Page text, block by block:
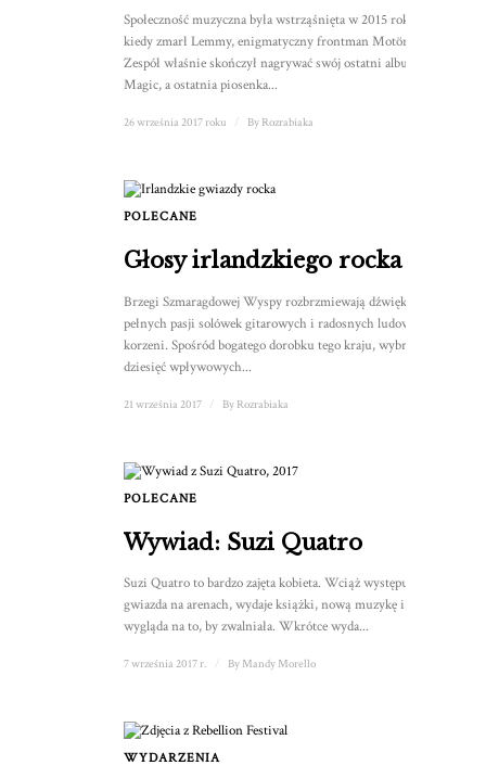
Społeczność muzyczna była wstrząśnięta w 2015 roku,
kiedy zmarł Lemmy, enigmatyczny frontman Motörhead.
Zespół właśnie skończył nagrywać swój ostatni album, Bad
Magic, a ostatnia piosenka...
26 września 2017 roku By Rozrabiaka
POLECANE
Głosy irlandzkiego rocka
Brzegi Szmaragdowej Wyspy rozbrzmiewają dźwiękami
pełnych pasji solówek gitarowych i radosnych ludowych
korzeni. Spośród bogatego dorobku tego kraju, wybraliśmy
dziesięć wpływowych...
21 września 2017 By Rozrabiaka
POLECANE
Wywiad: Suzi Quatro
Suzi Quatro to bardzo zajęta kobieta. Wciąż występuje jako
gwiazda na arenach, wydaje książki, nową muzykę i nie
wygląda na to, by zwalniała. Wkrótce wyda...
7 września 2017 r. By Mandy Morello
WYDARZENIA